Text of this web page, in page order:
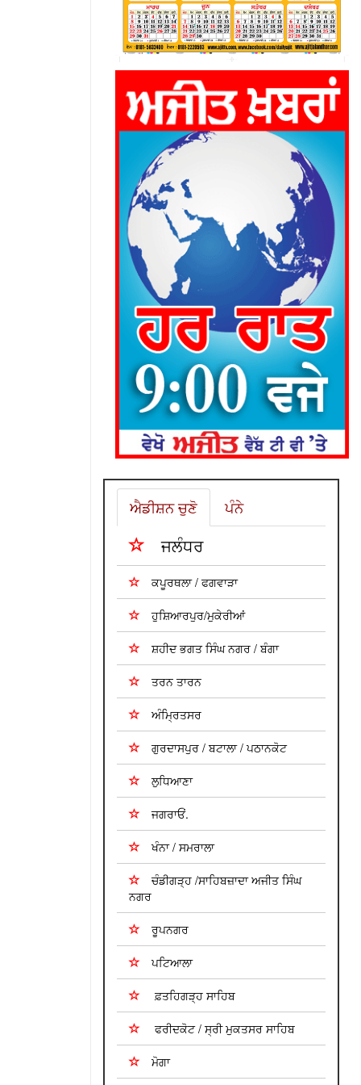
ਐਡੀਸ਼ਨ ਚੁਣੋ ਪੰਨੇ
ਜਲੰਧਰ
ਕਪੂਰਥਲਾ / ਫਗਵਾੜਾ
ਹੁਸ਼ਿਆਰਪੁਰ/ਮੁਕੇਰੀਆਂ
ਸ਼ਹੀਦ ਭਗਤ ਸਿੰਘ ਨਗਰ / ਬੰਗਾ
ਤਰਨ ਤਾਰਨ
ਅੰਮ੍ਰਿਤਸਰ
ਗੁਰਦਾਸਪੁਰ / ਬਟਾਲਾ / ਪਠਾਨਕੋਟ
ਲੁਧਿਆਣਾ
ਜਗਰਾਓਂ.
ਖੰਨਾ / ਸਮਰਾਲਾ
ਚੰਡੀਗੜ੍ਹ /ਸਾਹਿਬਜ਼ਾਦਾ ਅਜੀਤ ਸਿੰਘ
ਨਗਰ
ਰੂਪਨਗਰ
ਪਟਿਆਲਾ
ਫ਼ਤਹਿਗੜ੍ਹ ਸਾਹਿਬ
ਫਰੀਦਕੋਟ / ਸ੍ਰੀ ਮੁਕਤਸਰ ਸਾਹਿਬ
ਮੋਗਾ